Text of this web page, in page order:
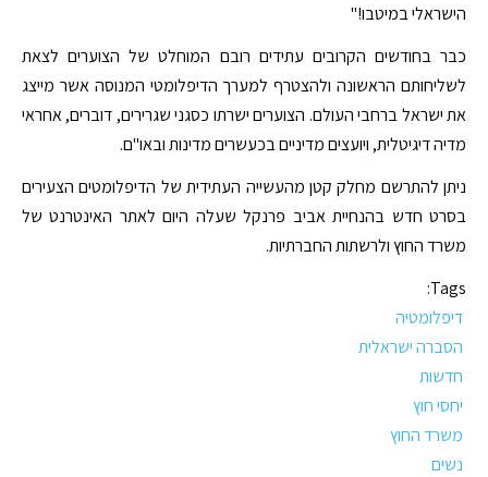
הישראלי במיטבו!"
כבר בחודשים הקרובים עתידים רובם המוחלט של הצוערים לצאת
לשליחותם הראשונה ולהצטרף למערך הדיפלומטי המנוסה אשר מייצג
את ישראל ברחבי העולם. הצוערים ישרתו כסגני שגרירים, דוברים, אחראי
מדיה דיגיטלית, ויועצים מדיניים בכעשרים מדינות ובאו"ם.
ניתן להתרשם מחלק קטן מהעשייה העתידית של הדיפלומטים הצעירים
בסרט חדש בהנחיית אביב פרנקל שעלה היום לאתר האינטרנט של
משרד החוץ ולרשתות החברתיות.
Tags:
דיפלומטיה
הסברה ישראלית
חדשות
יחסי חוץ
משרד החוץ
נשים